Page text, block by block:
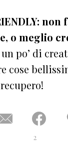
non
o meglio
po’ di
cose
2